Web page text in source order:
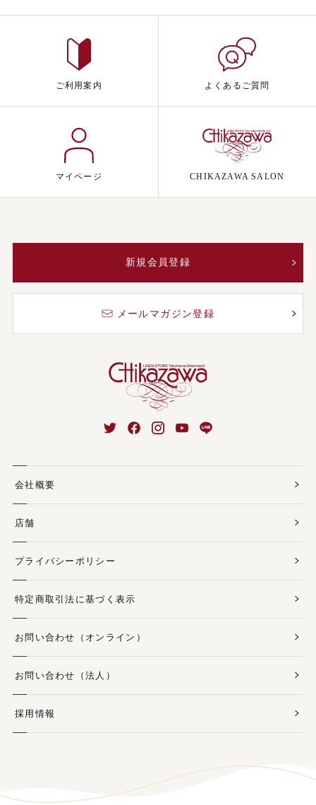
ご利用案内 よくあるご質問
マイページ CHIKAZAWA SALON
新規会員登録
メールマガジン登録
会社概要
店舗
プライバシーポリシー
特定商取引法に基づく表示
お問い合わせ（オンライン）
お問い合わせ（法人）
採用情報